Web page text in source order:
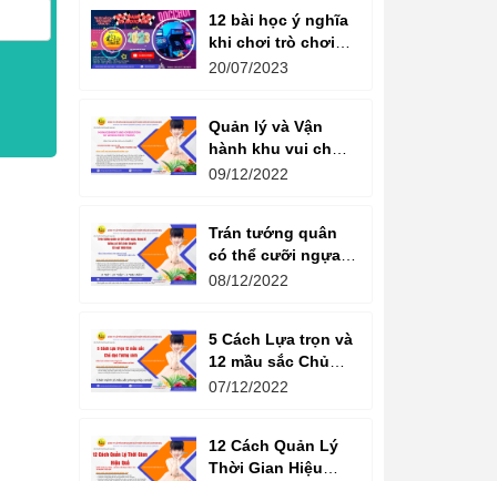
12 bài học ý nghĩa
khi chơi trò chơi
máy game đua xe
20/07/2023
Quản lý và Vận
hành khu vui chơi
giải trí -
amusement parks
09/12/2022
Trán tướng quân
có thể cưỡi ngựa,
Bụng tể tướng có
08/12/2022
5 Cách Lựa trọn và
12 mầu sắc Chủ
đạo Tương sinh
năng lượng
07/12/2022
12 Cách Quản Lý
Thời Gian Hiệu